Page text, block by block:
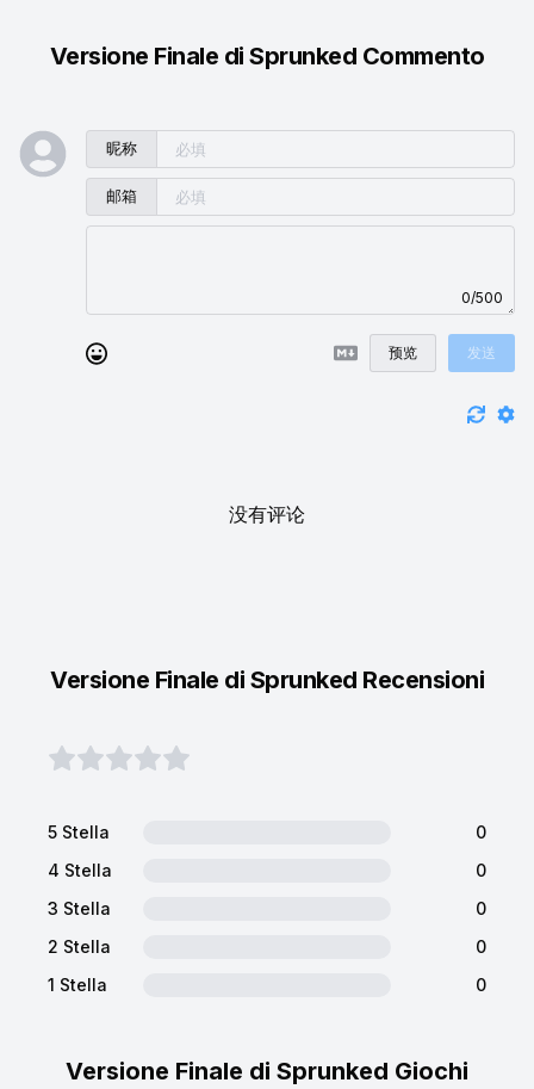
Versione Finale di Sprunked Commento
昵称
邮箱
0/500
预览 发送
没有评论
Versione Finale di Sprunked Giochi
Versione Finale di Sprunked Recensioni
5 Stella
0
4 Stella
0
3 Stella
0
2 Stella
0
1 Stella
0